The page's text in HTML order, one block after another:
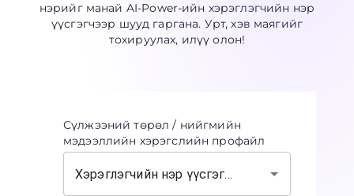
нэрийг манай AI-Power-ийн хэрэглэгчийн нэр
үүсгэгчээр шууд гаргана. Урт, хэв маягийг
тохируулах, илүү олон!
Сүлжээний төрөл / нийгмийн
мэдээллийн хэрэгслийн профайл